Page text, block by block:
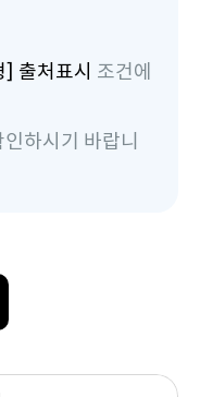
출처표시 조건에
인하시기 바랍니